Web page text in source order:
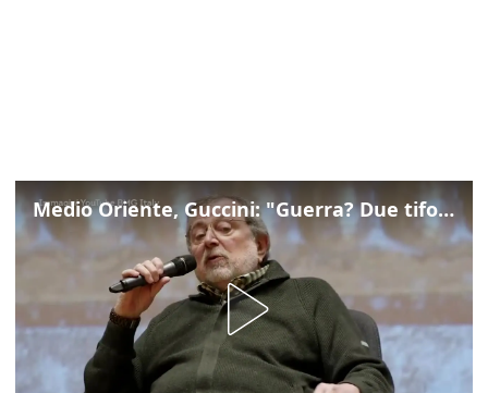
Medio Oriente, Guccini: "Guerra? Due tifoserie che si urlano contro e dimenticano vittime"